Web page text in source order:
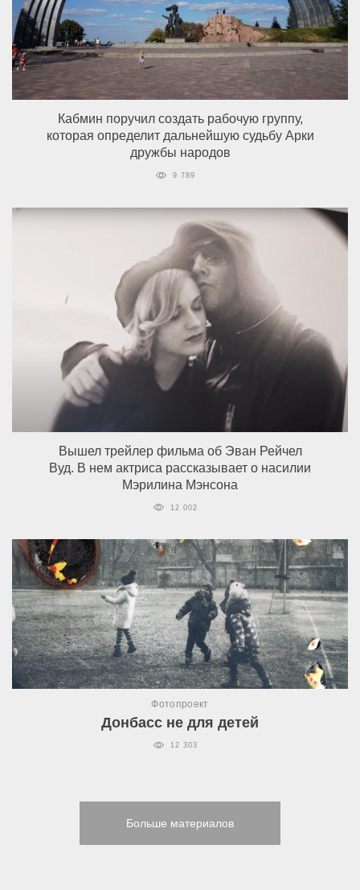
Кабмин поручил создать рабочую группу,
которая определит дальнейшую судьбу Арки
дружбы народов
9 789
Вышел трейлер фильма об Эван Рейчел
Вуд. В нем актриса рассказывает о насилии
Мэрилина Мэнсона
12 002
Фотопроект
Донбасс не для детей
12 303
Больше материалов